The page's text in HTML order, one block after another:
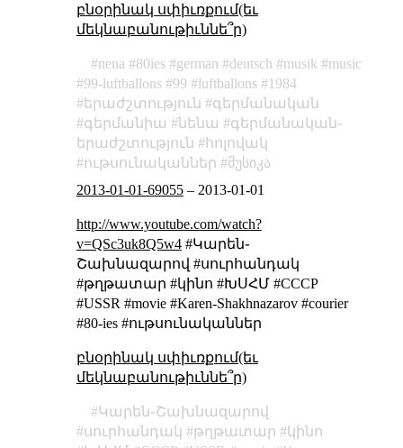
բնօրինակ սփիւռքում(եւ
մեկնաբանութիւննե՞ր)
nena 80ies german deutsch musik
music
99-luftballons
99 luftballons
1984
երաժշտություն
գերմանական
գերմանիա
նենա
գերմանական֊
երաժշտություն
հոլովակ
ութսունականներ
მუსიკა
2013-01-01-69055– 2013-01-01
http://www.youtube.com/watch?
v=QSc3uk8Q5w4#Կարեն֊
Շախնազարով #սուրհանդակ
#թղթատար #կինո #ԽՍՀՄ #СССР
#USSR #movie #Karen-Shakhnazarov #courier
#80-ies #ութսունականներ
բնօրինակ սփիւռքում(եւ
մեկնաբանութիւննե՞ր)
Կարեն֊Շախնազարով
սուրհանդակ
թղթատար
կինո